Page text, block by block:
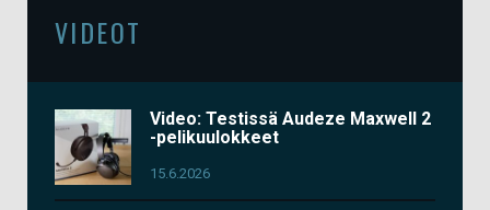
VIDEOT
Video: Testissä Audeze Maxwell 2
-pelikuulokkeet
15.6.2026